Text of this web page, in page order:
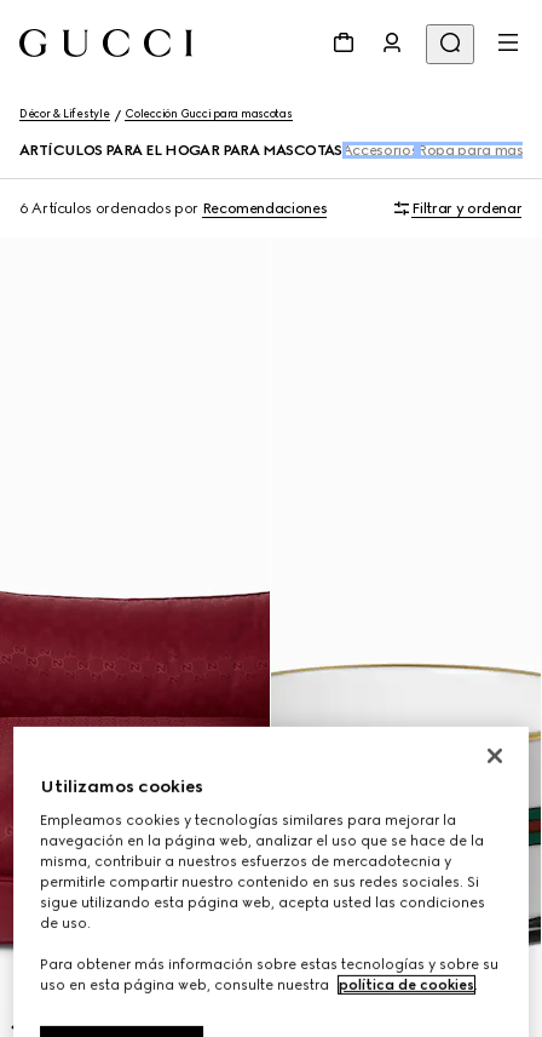
Décor & Lifestyle Colección Gucci para mascotas
ARTÍCULOS PARA EL HOGAR PARA MASCOTAS Accesorios Ropa para
6 Artículos ordenados por Recomendaciones Filtrar y ordenar
Utilizamos cookies
Empleamos cookies y tecnologías similares para mejorar la
navegación en la página web, analizar el uso que se hace de la
misma, contribuir a nuestros esfuerzos de mercadotecnia y
permitirle compartir nuestro contenido en sus redes sociales. Si
sigue utilizando esta página web, acepta usted las condiciones
de uso.
Para obtener más información sobre estas tecnologías y sobre su
uso en esta página web, consulte nuestra
política de cookies.